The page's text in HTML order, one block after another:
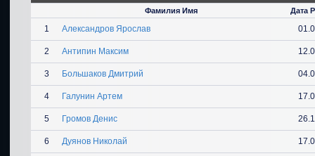
Фамилия Имя Дата
1 Александров Ярослав
2 Антипин Максим
3 Большаков Дмитрий
4 Галунин Артем
5 Громов Денис
6 Дуянов Николай